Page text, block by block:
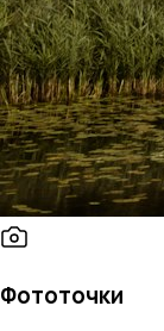
Фототочки